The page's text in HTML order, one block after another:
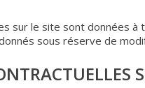
sur le site sont données
sous réserve de